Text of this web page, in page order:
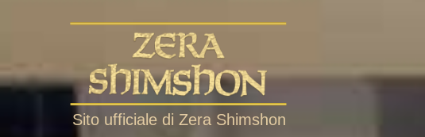
Sito ufficiale di Zera Shimshon